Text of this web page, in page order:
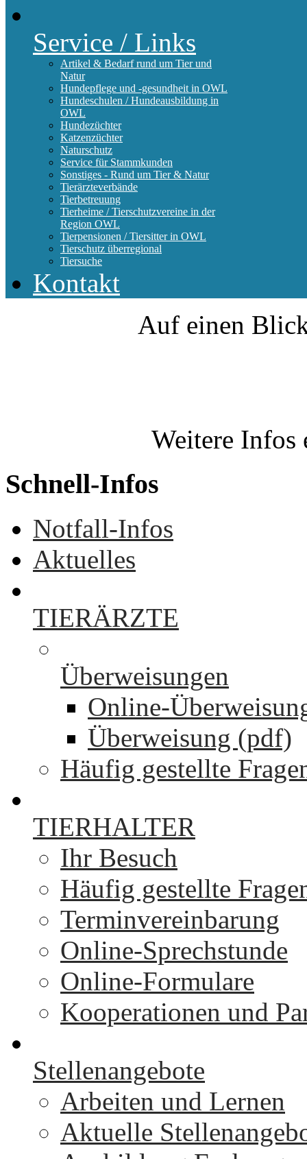
Service / Links
Artikel & Bedarf rund um Tier und
Natur
Hundepflege und -gesundheit in OWL
Hundeschulen / Hundeausbildung in
OWL
Hundezüchter
Katzenzüchter
Naturschutz
Service für Stammkunden
Sonstiges - Rund um Tier & Natur
Tierärzteverbände
Tierbetreuung
Tierheime / Tierschutzvereine in der
Region OWL
Tierpensionen / Tiersitter in OWL
Tierschutz überregional
Tiersuche
Kontakt
Auf einen
Weitere Infos
Schnell-Infos
Notfall-Infos
Aktuelles
TIERÄRZTE
Überweisungen
Online-
Überweisung (pdf)
Häufig gestellte
TIERHALTER
Ihr Besuch
Häufig gestellte
Terminvereinbarung
Online-Sprechstunde
Online-Formulare
Kooperationen und
Stellenangebote
Arbeiten und Lernen
Aktuelle